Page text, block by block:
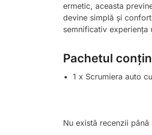
ermetic, aceasta
devine simplă și
semnificativ
Pachetul
1 x Scrumiera auto
Nu există recenzii până